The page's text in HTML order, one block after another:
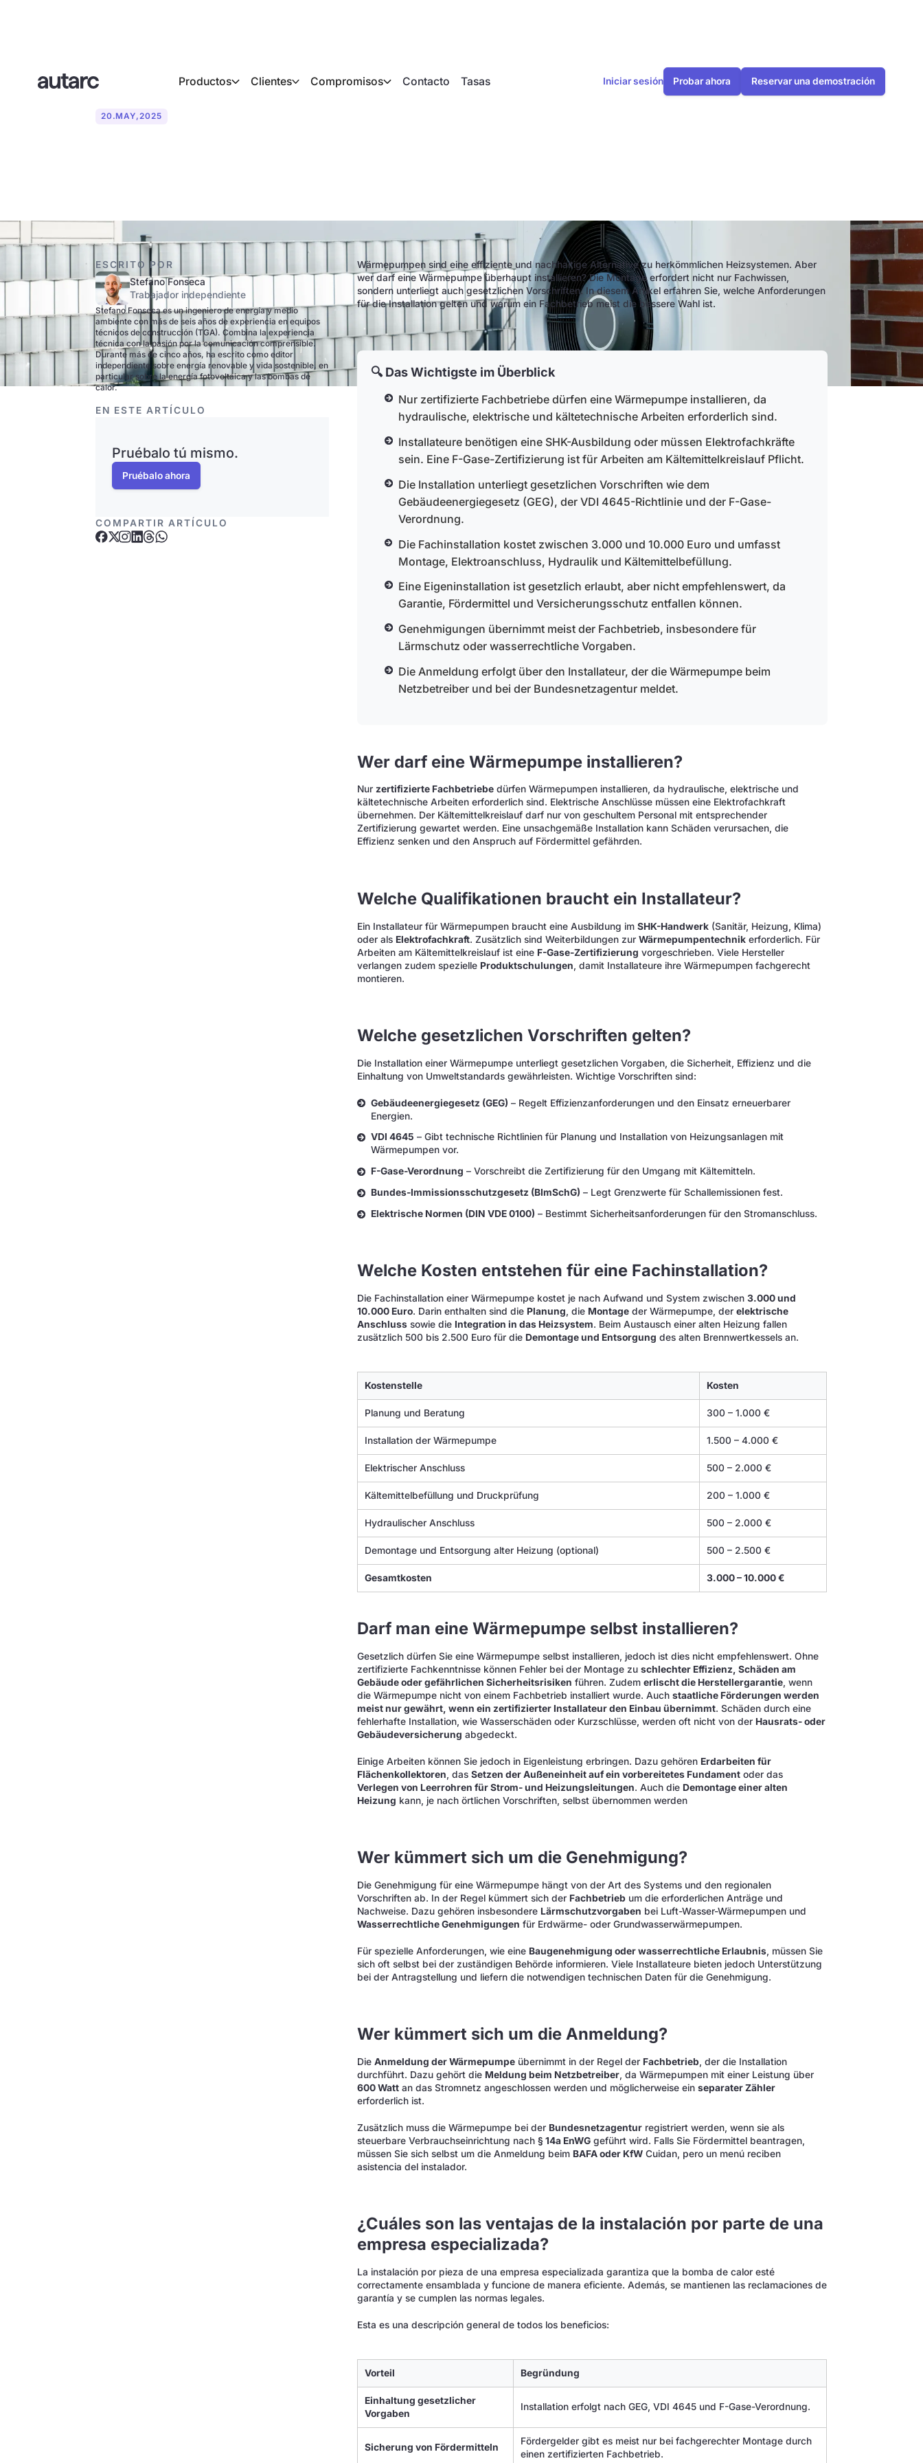
Productos Clientes Compromisos Contacto Tasas Iniciar sesión Probar ahora Reservar una demostración
20.MAY,2025
ESCRITO POR
Stefano Fonseca
Trabajador independiente
Stefano Fonseca es un ingeniero de energía y medio
ambiente con más de seis años de experiencia en equipos
técnicos de construcción (TGA). Combina la experiencia
técnica con la pasión por la comunicación comprensible.
Durante más de cinco años, ha escrito como editor
independiente sobre energía renovable y vida sostenible, en
particular sobre la energía fotovoltaica y las bombas de
calor.
EN ESTE ARTÍCULO
Pruébalo tú mismo.
Pruébalo ahora
COMPARTIR ARTÍCULO
Wärmepumpen sind eine effiziente und nachhaltige Alternative zu herkömmlichen Heizsystemen. Aber
wer darf eine Wärmepumpe überhaupt installieren? Die Montage erfordert nicht nur Fachwissen,
sondern unterliegt auch gesetzlichen Vorschriften. In diesem Artikel erfahren Sie, welche Anforderungen
für die Installation gelten und warum ein Fachbetrieb meist die bessere Wahl ist.
🔍 Das Wichtigste im Überblick
Nur zertifizierte Fachbetriebe dürfen eine Wärmepumpe installieren, da
hydraulische, elektrische und kältetechnische Arbeiten erforderlich sind.
Installateure benötigen eine SHK-Ausbildung oder müssen Elektrofachkräfte
sein. Eine F-Gase-Zertifizierung ist für Arbeiten am Kältemittelkreislauf Pflicht.
Die Installation unterliegt gesetzlichen Vorschriften wie dem
Gebäudeenergiegesetz (GEG), der VDI 4645-Richtlinie und der F-Gase-
Verordnung.
Die Fachinstallation kostet zwischen 3.000 und 10.000 Euro und umfasst
Montage, Elektroanschluss, Hydraulik und Kältemittelbefüllung.
Eine Eigeninstallation ist gesetzlich erlaubt, aber nicht empfehlenswert, da
Garantie, Fördermittel und Versicherungsschutz entfallen können.
Genehmigungen übernimmt meist der Fachbetrieb, insbesondere für
Lärmschutz oder wasserrechtliche Vorgaben.
Die Anmeldung erfolgt über den Installateur, der die Wärmepumpe beim
Netzbetreiber und bei der Bundesnetzagentur meldet.
Wer darf eine Wärmepumpe installieren?
Nurzertifizierte Fachbetriebe dürfen Wärmepumpen installieren, da hydraulische, elektrische und
kältetechnische Arbeiten erforderlich sind. Elektrische Anschlüsse müssen eine Elektrofachkraft
übernehmen. Der Kältemittelkreislauf darf nur von geschultem Personal mit entsprechender
Zertifizierung gewartet werden. Eine unsachgemäße Installation kann Schäden verursachen, die
Effizienz senken und den Anspruch auf Fördermittel gefährden.
Welche Qualifikationen braucht ein Installateur?
Ein Installateur für Wärmepumpen braucht eine Ausbildung imSHK-Handwerk (Sanitär, Heizung, Klima)
oder als Elektrofachkraft. Zusätzlich sind Weiterbildungen zurWärmepumpentechnik erforderlich. Für
Arbeiten am Kältemittelkreislauf ist eine F-Gase-Zertifizierung vorgeschrieben. Viele Hersteller
verlangen zudem spezielle Produktschulungen , damit Installateure ihre Wärmepumpen fachgerecht
montieren.
Welche gesetzlichen Vorschriften gelten?
Die Installation einer Wärmepumpe unterliegt gesetzlichen Vorgaben, die Sicherheit, Effizienz und die
Einhaltung von Umweltstandards gewährleisten. Wichtige Vorschriften sind:
Gebäudeenergiegesetz (GEG) – Regelt Effizienzanforderungen und den Einsatz erneuerbarer
Energien.
VDI 4645 – Gibt technische Richtlinien für Planung und Installation von Heizungsanlagen mit
Wärmepumpen vor.
F-Gase-Verordnung – Vorschreibt die Zertifizierung für den Umgang mit Kältemitteln.
Bundes-Immissionsschutzgesetz (BImSchG) – Legt Grenzwerte für Schallemissionen fest.
Elektrische Normen (DIN VDE 0100) – Bestimmt Sicherheitsanforderungen für den Stromanschluss.
Welche Kosten entstehen für eine Fachinstallation?
Die Fachinstallation einer Wärmepumpe kostet je nach Aufwand und System zwischen3.000 und
10.000 Euro. Darin enthalten sind die Planung , die Montage der Wärmepumpe, derelektrische
Anschluss sowie die Integration in das Heizsystem. Beim Austausch einer alten Heizung fallen
zusätzlich 500 bis 2.500 Euro für die Demontage und Entsorgung des alten Brennwertkessels an.
Kostenstelle Kosten
Planung und Beratung 300 – 1.000 €
Installation der Wärmepumpe 1.500 – 4.000 €
Elektrischer Anschluss 500 – 2.000 €
Kältemittelbefüllung und Druckprüfung 200 – 1.000 €
Hydraulischer Anschluss 500 – 2.000 €
Demontage und Entsorgung alter Heizung (optional) 500 – 2.500 €
Gesamtkosten 3.000 – 10.000 €
Darf man eine Wärmepumpe selbst installieren?
Gesetzlich dürfen Sie eine Wärmepumpe selbst installieren, jedoch ist dies nicht empfehlenswert. Ohne
zertifizierte Fachkenntnisse können Fehler bei der Montage zuschlechter Effizienz, Schäden am
Gebäude oder gefährlichen Sicherheitsrisiken führen. Zudemerlischt die Herstellergarantie, wenn
die Wärmepumpe nicht von einem Fachbetrieb installiert wurde. Auchstaatliche Förderungen werden
meist nur gewährt, wenn ein zertifizierter Installateur den Einbau übernimmt. Schäden durch eine
fehlerhafte Installation, wie Wasserschäden oder Kurzschlüsse, werden oft nicht von der Hausrats- oder
Gebäudeversicherung abgedeckt.
Einige Arbeiten können Sie jedoch in Eigenleistung erbringen. Dazu gehören Erdarbeiten für
Flächenkollektoren , dasSetzen der Außeneinheit auf ein vorbereitetes Fundament oder das
Verlegen von Leerrohren für Strom- und Heizungsleitungen. Auch die Demontage einer alten
Heizung kann, je nach örtlichen Vorschriften, selbst übernommen werden
Wer kümmert sich um die Genehmigung?
Die Genehmigung für eine Wärmepumpe hängt von der Art des Systems und den regionalen
Vorschriften ab. In der Regel kümmert sich der Fachbetrieb um die erforderlichen Anträge und
Nachweise. Dazu gehören insbesondere Lärmschutzvorgaben bei Luft-Wasser-Wärmepumpen und
Wasserrechtliche Genehmigungen für Erdwärme- oder Grundwasserwärmepumpen.
Für spezielle Anforderungen, wie eine Baugenehmigung oder wasserrechtliche Erlaubnis , müssen Sie
sich oft selbst bei der zuständigen Behörde informieren. Viele Installateure bieten jedoch Unterstützung
bei der Antragstellung und liefern die notwendigen technischen Daten für die Genehmigung.
Wer kümmert sich um die Anmeldung?
DieAnmeldung der Wärmepumpe übernimmt in der Regel der Fachbetrieb , der die Installation
durchführt. Dazu gehört die Meldung beim Netzbetreiber , da Wärmepumpen mit einer Leistung über
600 Watt an das Stromnetz angeschlossen werden und möglicherweise einseparater Zähler
erforderlich ist.
Zusätzlich muss die Wärmepumpe bei der Bundesnetzagentur registriert werden, wenn sie als
steuerbare Verbrauchseinrichtung nach§ 14a EnWG geführt wird. Falls Sie Fördermittel beantragen,
müssen Sie sich selbst um die Anmeldung beim BAFA oder KfW Cuidan, pero un menú reciben
asistencia del instalador.
¿Cuáles son las ventajas de la instalación por parte de una
empresa especializada?
La instalación por pieza de una empresa especializada garantiza que la bomba de calor esté
correctamente ensamblada y funcione de manera eficiente. Además, se mantienen las reclamaciones de
garantía y se cumplen las normas legales.
Esta es una descripción general de todos los beneficios:
Vorteil Begründung
Einhaltung gesetzlicher
Vorgaben
Installation erfolgt nach GEG, VDI 4645 und F-Gase-Verordnung.
Sicherung von Fördermitteln
Fördergelder gibt es meist nur bei fachgerechter Montage durch
einen zertifizierten Fachbetrieb.